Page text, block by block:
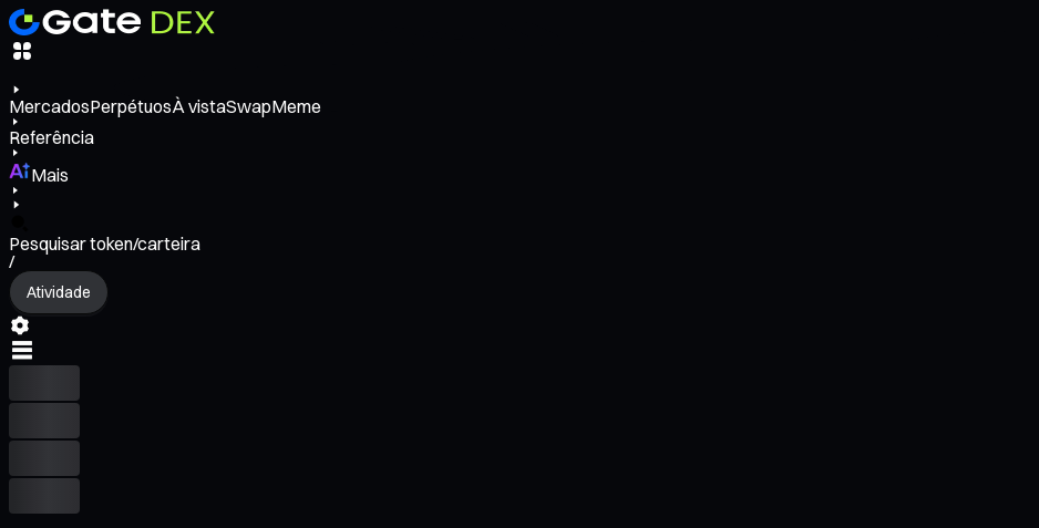
MercadosPerpétuosÀ vistaSwapMeme
Referência
Mais
Pesquisar token/carteira
/
Atividade